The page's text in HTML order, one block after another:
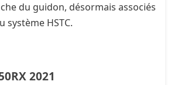
du guidon, désormais associés
système HSTC.
2021